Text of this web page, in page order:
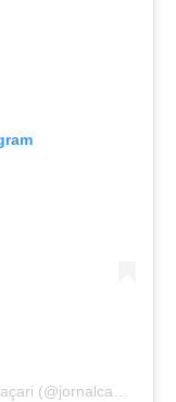
Um post compartilhado por Jornal Camaçari (@jornalcamacari)